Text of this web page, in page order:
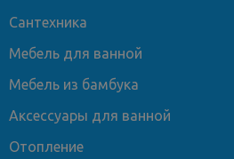
Сантехника
Мебель для ванной
Мебель из бамбука
Аксессуары для ванной
Отопление